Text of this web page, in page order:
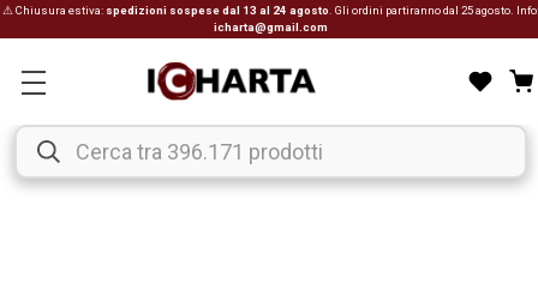
⚠ Chiusura estiva: spedizioni sospese dal 13 al 24 agosto . Gli ordini partiranno dal 25 agosto. Info:
icharta@gmail.com